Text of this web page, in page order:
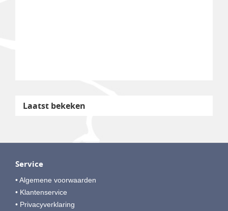
Laatst bekeken
Service
• Algemene voorwaarden
• Klantenservice
• Privacyverklaring